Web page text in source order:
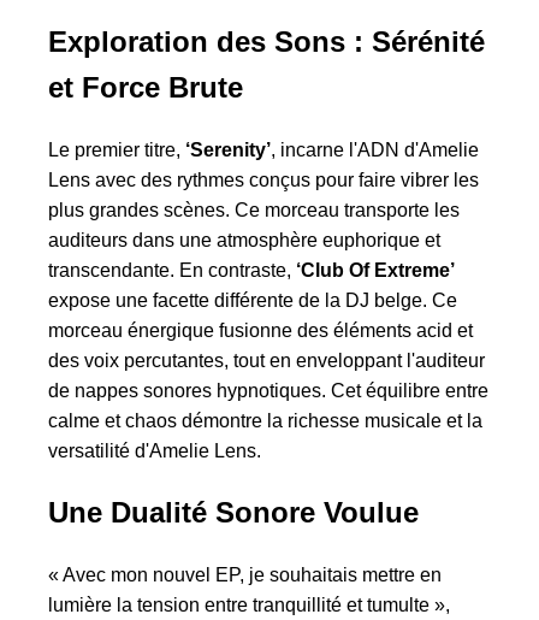
Exploration des Sons : Sérénité
et Force Brute
Le premier titre, ‘Serenity’, incarne l'ADN d'Amelie
Lens avec des rythmes conçus pour faire vibrer les
plus grandes scènes. Ce morceau transporte les
auditeurs dans une atmosphère euphorique et
transcendante. En contraste, ‘Club Of Extreme’
expose une facette différente de la DJ belge. Ce
morceau énergique fusionne des éléments acid et
des voix percutantes, tout en enveloppant l'auditeur
de nappes sonores hypnotiques. Cet équilibre entre
calme et chaos démontre la richesse musicale et la
versatilité d'Amelie Lens.
Une Dualité Sonore Voulue
« Avec mon nouvel EP, je souhaitais mettre en
lumière la tension entre tranquillité et tumulte »,